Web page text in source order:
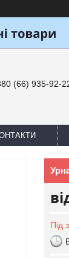
(66) 935-92-
Під